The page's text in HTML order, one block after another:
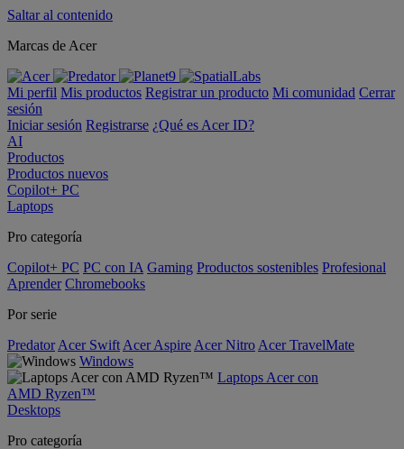
Saltar al contenido
Marcas de Acer
Mi perfil Mis productos Registrar un producto Mi comunidad Cerrar
sesión
Iniciar sesión Registrarse ¿Qué es Acer ID?
AI
Productos
Productos nuevos
Copilot+ PC
Laptops
Pro categoría
Copilot+ PC PC con IA Gaming Productos sostenibles Profesional
Aprender Chromebooks
Por serie
Predator Acer Swift Acer Aspire Acer Nitro Acer TravelMate
Windows
Laptops Acer con
AMD Ryzen™
Desktops
Pro categoría